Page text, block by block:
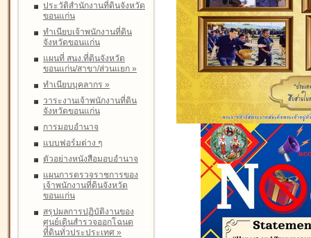
ประวัติสำนักงานที่ดินจังหวัด
ขอนแก่น
ทำเนียบเจ้าพนักงานที่ดิน
จังหวัดขอนแก่น
แผนที่ สนง.ที่ดินจังหวัด
ขอนแก่น/สาขา/ส่วนแยก »
ทำเนียบบุคลากร »
วาระงานเจ้าพนักงานที่ดิน
จังหวัดขอนแก่น
การมอบอำนาจ
แบบฟอร์มต่าง ๆ
ตัวอย่างหนังสือมอบอำนาจ
แผนการตรวจราชการของ
เจ้าพนักงานที่ดินจังหวัด
ขอนแก่น
สรุปผลการปฏิบัติงานของ
ศูนย์เดินสำรวจออกโฉนด
ที่ดินทั่วประประเทศ »